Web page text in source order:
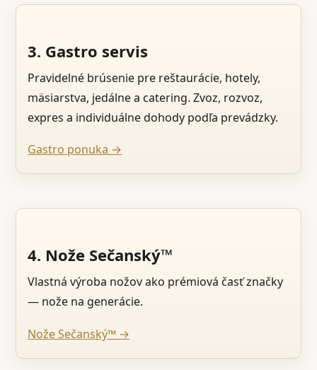
3. Gastro servis
Pravidelné brúsenie pre reštaurácie, hotely,
mäsiarstva, jedálne a catering. Zvoz, rozvoz,
expres a individuálne dohody podľa prevádzky.
Gastro ponuka →
4. Nože Sečanský™
Vlastná výroba nožov ako prémiová časť značky
— nože na generácie.
Nože Sečanský™ →